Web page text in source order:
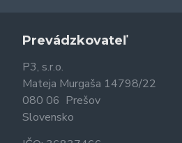
Prevádzkovateľ
P3, s.r.o.
Mateja Murgaša 14798/22
080 06 Prešov
Slovensko